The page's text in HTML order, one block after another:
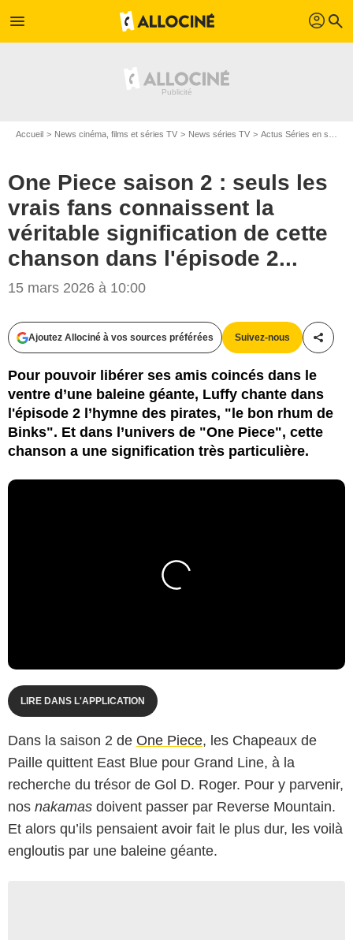
menu profil search
Accueil News cinéma, films et séries TV News séries TV Actus Séries en streaming
One Piece saison 2 : seuls les
vrais fans connaissent la
véritable signification de cette
chanson dans l'épisode 2...
15 mars 2026 à 10:00
Ajoutez Allociné à vos sources préférées Suivez-nous
Pour pouvoir libérer ses amis coincés dans le
ventre d’une baleine géante, Luffy chante dans
l'épisode 2 l’hymne des pirates, "le bon rhum de
Binks". Et dans l’univers de "One Piece", cette
chanson a une signification très particulière.
LIRE DANS L'APPLICATION
Dans la saison 2 de One Piece, les Chapeaux de
Paille quittent East Blue pour Grand Line, à la
recherche du trésor de Gol D. Roger. Pour y parvenir,
nos nakamas doivent passer par Reverse Mountain.
Et alors qu’ils pensaient avoir fait le plus dur, les voilà
engloutis par une baleine géante.